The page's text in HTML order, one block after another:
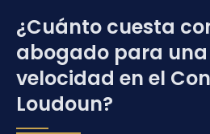
¿Cuánto cuesta
abogado para
velocidad en el
Loudoun?